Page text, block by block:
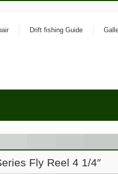
Drift fishing Guide
Fly Reel 4 1/4″